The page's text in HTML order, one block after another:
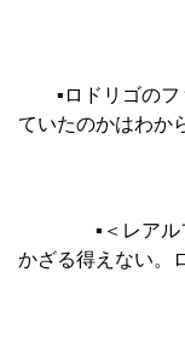
▪︎ ロドリゴの
ていたのかはわか
▪︎ ＜レア
かざる得えない。